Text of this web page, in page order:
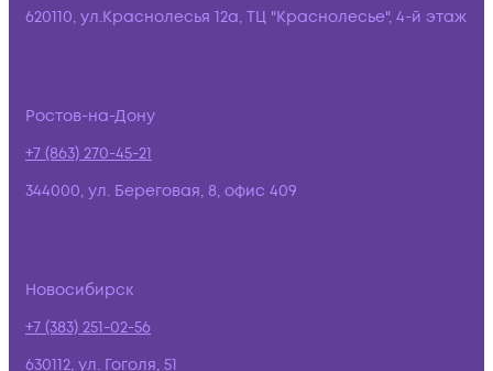
620110, ул.Краснолесья 12а, ТЦ "Краснолесье", 4-й этаж
Ростов-на-Дону
+7 (863) 270-45-21
344000, ул. Береговая, 8, офис 409
Новосибирск
+7 (383) 251-02-56
630112, ул. Гоголя, 51